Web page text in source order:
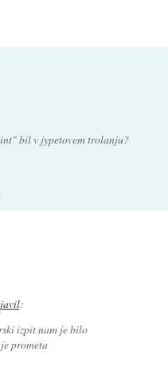
bil v jypetovem trolanju?
:
izpit nam je bilo
prometa